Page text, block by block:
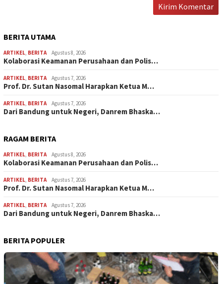
BERITA UTAMA
ARTIKEL, BERITA Agustus 8, 2026
Kolaborasi Keamanan Perusahaan dan Polis…
ARTIKEL, BERITA Agustus 7, 2026
Prof. Dr. Sutan Nasomal Harapkan Ketua M…
ARTIKEL, BERITA Agustus 7, 2026
Dari Bandung untuk Negeri, Danrem Bhaska…
RAGAM BERITA
ARTIKEL, BERITA Agustus 8, 2026
Kolaborasi Keamanan Perusahaan dan Polis…
ARTIKEL, BERITA Agustus 7, 2026
Prof. Dr. Sutan Nasomal Harapkan Ketua M…
ARTIKEL, BERITA Agustus 7, 2026
Dari Bandung untuk Negeri, Danrem Bhaska…
BERITA POPULER